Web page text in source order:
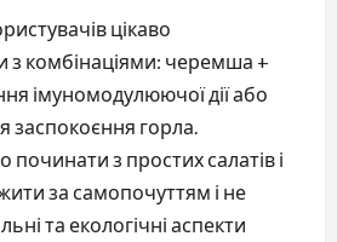
цікаво
з комбінаціями: черемша +
імуномодулюючої дії або
горла.
починати з простих салатів і
за самопочуттям і не
та екологічні аспекти